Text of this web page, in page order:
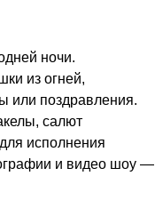
ночи.
из огней,
или поздравления.
салют
исполнения
и видео шоу —